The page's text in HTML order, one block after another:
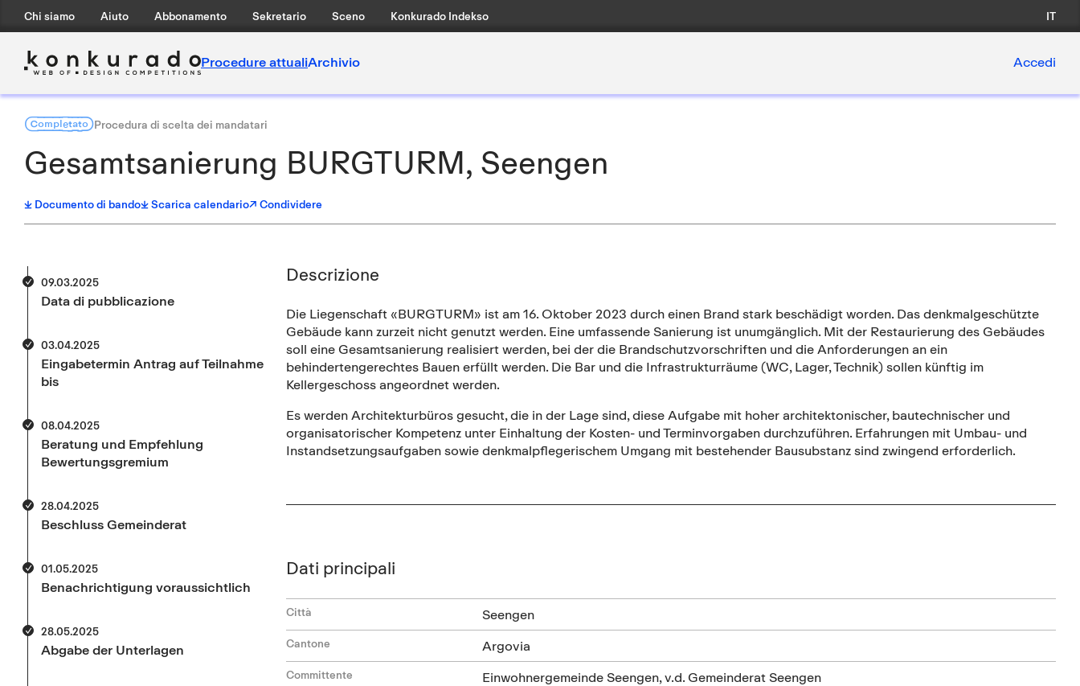
Chi siamo Aiuto Abbonamento Sekretario Sceno Konkurado Indekso IT
Procedure attualiArchivio Accedi
CompletatoProcedura di scelta dei mandatari
Gesamtsanierung BURGTURM, Seengen
Documento di bando Scarica calendario↗ Condividere
09.03.2025
Data di pubblicazione
03.04.2025
Eingabetermin Antrag auf Teilnahme
bis
08.04.2025
Beratung und Empfehlung
Bewertungsgremium
28.04.2025
Beschluss Gemeinderat
01.05.2025
Benachrichtigung voraussichtlich
28.05.2025
Abgabe der Unterlagen
Descrizione
Die Liegenschaft «BURGTURM» ist am 16. Oktober 2023 durch einen Brand stark beschädigt worden. Das denkmalgeschützte
Gebäude kann zurzeit nicht genutzt werden. Eine umfassende Sanierung ist unumgänglich. Mit der Restaurierung des Gebäudes
soll eine Gesamtsanierung realisiert werden, bei der die Brandschutzvorschriften und die Anforderungen an ein
behindertengerechtes Bauen erfüllt werden. Die Bar und die Infrastrukturräume (WC, Lager, Technik) sollen künftig im
Kellergeschoss angeordnet werden.
Es werden Architekturbüros gesucht, die in der Lage sind, diese Aufgabe mit hoher architektonischer, bautechnischer und
organisatorischer Kompetenz unter Einhaltung der Kosten- und Terminvorgaben durchzuführen. Erfahrungen mit Umbau- und
Instandsetzungsaufgaben sowie denkmalpflegerischem Umgang mit bestehender Bausubstanz sind zwingend erforderlich.
Dati principali
Città Seengen
Cantone Argovia
Committente Einwohnergemeinde Seengen, v.d. Gemeinderat Seengen